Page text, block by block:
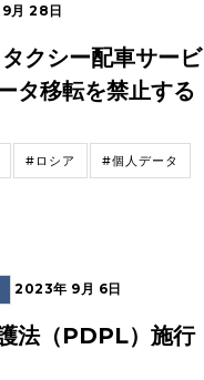
月 28日
クシー配車サービ
タ移転を禁止する
#ロシア #個人データ
2023年 9月 6日
法（PDPL）施行